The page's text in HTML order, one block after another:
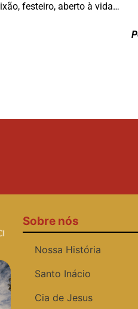
festeiro, aberto à vida…
Sobre nós
Nossa História
Santo Inácio
Cia de Jesus